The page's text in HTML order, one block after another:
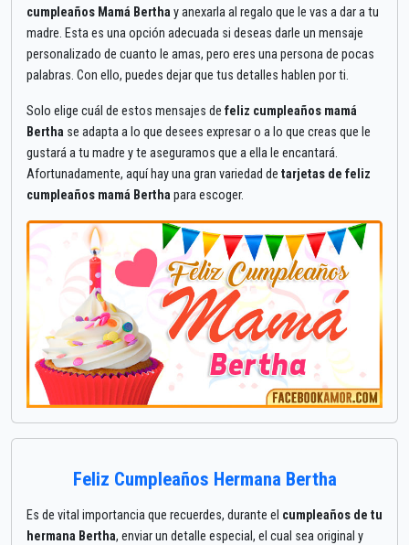
cumpleaños Mamá Bertha y anexarla al regalo que le vas a dar a tu
madre. Esta es una opción adecuada si deseas darle un mensaje
personalizado de cuanto le amas, pero eres una persona de pocas
palabras. Con ello, puedes dejar que tus detalles hablen por ti.
Solo elige cuál de estos mensajes de feliz cumpleaños mamá
Bertha se adapta a lo que desees expresar o a lo que creas que le
gustará a tu madre y te aseguramos que a ella le encantará.
Afortunadamente, aquí hay una gran variedad de tarjetas de feliz
cumpleaños mamá Bertha para escoger.
Feliz Cumpleaños Hermana Bertha
Es de vital importancia que recuerdes, durante el cumpleaños de tu
hermana Bertha, enviar un detalle especial, el cual sea original y